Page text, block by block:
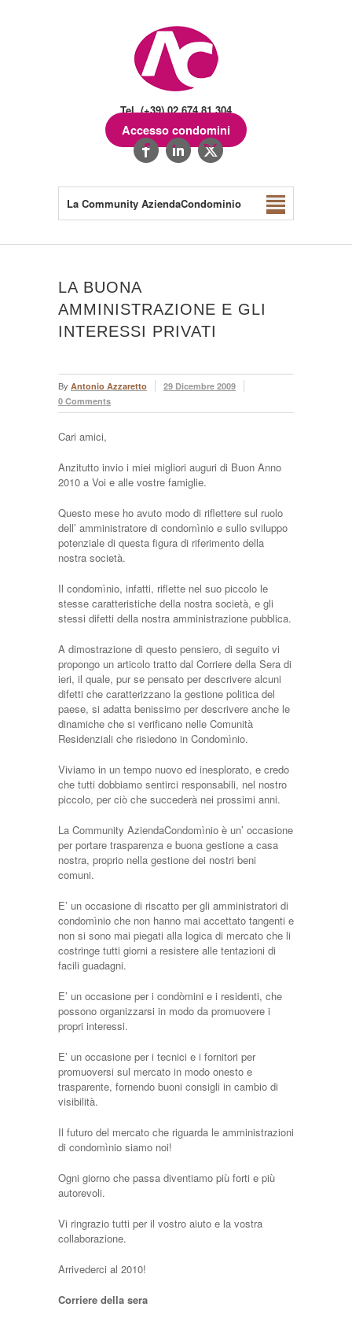
Tel. (+39) 02.674.81.304
Accesso condomini
La Community AziendaCondominio
LA BUONA
AMMINISTRAZIONE E GLI
INTERESSI PRIVATI
By Antonio Azzaretto
29 Dicembre 2009
0 Comments
Cari amici,
Anzitutto invio i miei migliori auguri di Buon Anno
2010 a Voi e alle vostre famiglie.
Questo mese ho avuto modo di riflettere sul ruolo
dell’ amministratore di condomìnio e sullo sviluppo
potenziale di questa figura di riferimento della
nostra società.
Il condomìnio, infatti, riflette nel suo piccolo le
stesse caratteristiche della nostra società, e gli
stessi difetti della nostra amministrazione pubblica.
A dimostrazione di questo pensiero, di seguito vi
propongo un articolo tratto dal Corriere della Sera di
ieri, il quale, pur se pensato per descrivere alcuni
difetti che caratterizzano la gestione politica del
paese, si adatta benissimo per descrivere anche le
dinamiche che si verificano nelle Comunità
Residenziali che risiedono in Condomìnio.
Viviamo in un tempo nuovo ed inesplorato, e credo
che tutti dobbiamo sentirci responsabili, nel nostro
piccolo, per ciò che succederà nei prossimi anni.
La Community AziendaCondomìnio è un’ occasione
per portare trasparenza e buona gestione a casa
nostra, proprio nella gestione dei nostri beni
comuni.
E’ un occasione di riscatto per gli amministratori di
condomìnio che non hanno mai accettato tangenti e
non si sono mai piegati alla logica di mercato che li
costringe tutti giorni a resistere alle tentazioni di
facili guadagni.
E’ un occasione per i condòmini e i residenti, che
possono organizzarsi in modo da promuovere i
propri interessi.
E’ un occasione per i tecnici e i fornitori per
promuoversi sul mercato in modo onesto e
trasparente, fornendo buoni consigli in cambio di
visibilità.
Il futuro del mercato che riguarda le amministrazioni
di condomìnio siamo noi!
Ogni giorno che passa diventiamo più forti e più
autorevoli.
Vi ringrazio tutti per il vostro aiuto e la vostra
collaborazione.
Arrivederci al 2010!
Corriere della sera